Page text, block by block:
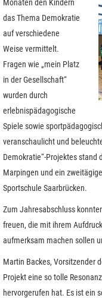
Monaten den Kindern
das Thema Demokratie
auf verschiedene
Weise vermittelt.
Fragen wie „mein Platz
in der Gesellschaft“
wurden durch
erlebnispädagogische
Spiele sowie
veranschaulicht und
Demokratie“-Projektes
Marpingen und ein
Sportschule Saarbrücken.
Zum Jahresabschluss
freuen, die mit ihrem
aufmerksam machen sollen
Martin Backes, Vorsitzender
Projekt eine so tolle
hervorgerufen hat. Es ist ein